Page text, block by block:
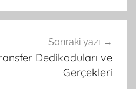
Sonraki yazı
Dedikoduları ve
Gerçekleri